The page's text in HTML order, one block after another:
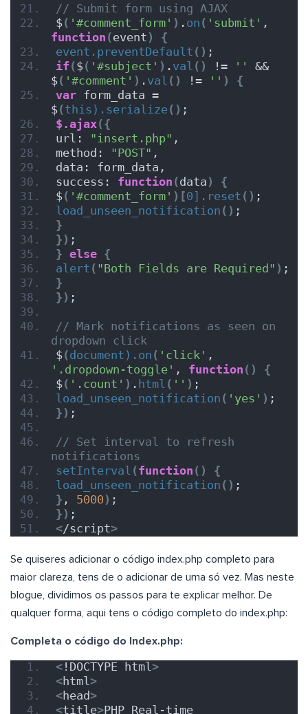
// Submit form using AJAX
$( '#comment_form' ) . on ( 'submit'
function (event )
{
event.preventDefault () ;
if ($( '#subject' ) . val () != ''
&&
$( '#comment' ) . val () != '' )
{
var form_data =
$(this).serialize() ;
$.ajax({
url: "insert.php" ,
method: "POST" ,
data: form_data,
success: function (data )
{
$( '#comment_form' )[0].reset () ;
load_unseen_notification () ;
}
}) ;
} else {
alert ( "Both Fields are Required" ) ;
}
}) ;
// Mark notifications as seen on
dropdown click
$(document).on ( 'click'
'.dropdown-toggle' , function ()
{
$( '.count' ) . html ( '' ) ;
load_unseen_notification ( 'yes' ) ;
}) ;
// Set interval to refresh
notifications
setInterval (function ()
{
load_unseen_notification () ;
} , 5000 ) ;
}) ;
</script>
Se quiseres adicionar o código index.php completo para
maior clareza, tens de o adicionar de uma só vez. Mas neste
blogue, dividimos os passos para te explicar melhor. De
qualquer forma, aqui tens o código completo do index.php:
Completa o código do Index.php:
< !DOCTYPE html >
<html >
<head>
<title>PHP Real-time